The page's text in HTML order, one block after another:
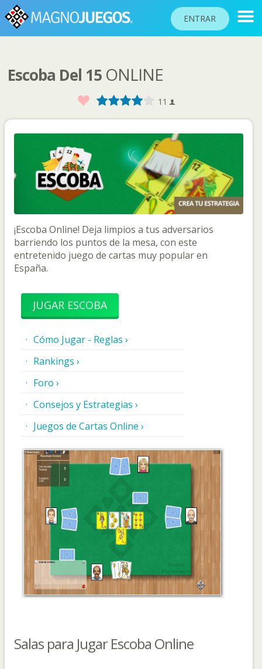
ENTRAR
RANKINGS
COMUNIDAD
AYUDA
PASAPORTE
JUGAR
Idioma del sitio
Escoba Del 15 ONLINE
Favorito 5
3
2
1 11
¡Escoba Online! Deja limpios a tus adversarios
barriendo los puntos de la mesa, con este
entretenido juego de cartas muy popular en
España.
JUGAR ESCOBA
Cómo Jugar - Reglas ›
Rankings ›
Foro ›
Consejos y Estrategias ›
Juegos de Cartas Online ›
Salas para Jugar Escoba Online